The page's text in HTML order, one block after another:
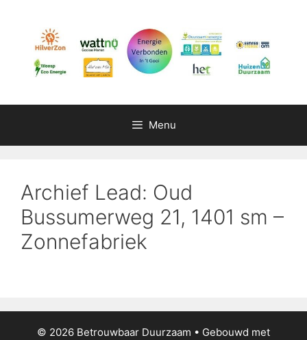
inhoud
Menu
Archief Lead: Oud
Bussumerweg 21, 1401 sm –
Zonnefabriek
© 2026 Betrouwbaar Duurzaam • Gebouwd met